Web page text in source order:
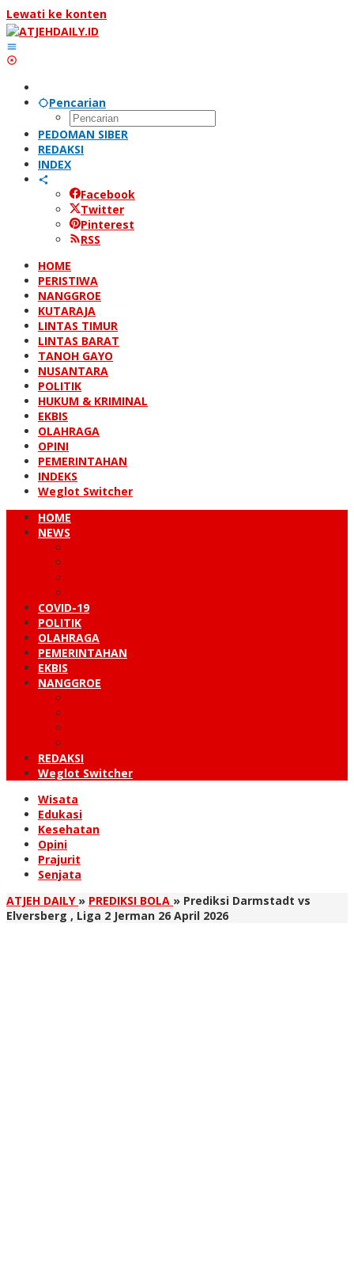
Lewati ke konten
Pencarian
PEDOMAN SIBER
REDAKSI
INDEX
Facebook
Twitter
Pinterest
RSS
HOME
PERISTIWA
NANGGROE
KUTARAJA
LINTAS TIMUR
LINTAS BARAT
TANOH GAYO
NUSANTARA
POLITIK
HUKUM & KRIMINAL
EKBIS
OLAHRAGA
OPINI
PEMERINTAHAN
INDEKS
Weglot Switcher
HOME
NEWS
COVID-19
POLITIK
OLAHRAGA
PEMERINTAHAN
EKBIS
NANGGROE
REDAKSI
Weglot Switcher
Wisata
Edukasi
Kesehatan
Opini
Prajurit
Senjata
ATJEH DAILY » PREDIKSI BOLA » Prediksi Darmstadt vs
Elversberg , Liga 2 Jerman 26 April 2026